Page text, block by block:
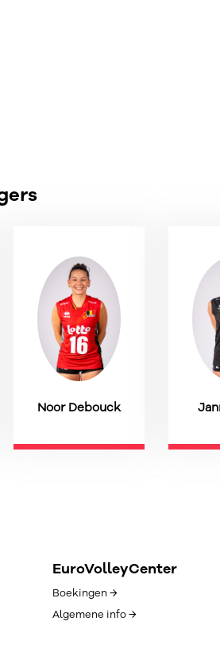
Noor Debouck
EuroVolleyCenter
Boekingen →
Algemene info →